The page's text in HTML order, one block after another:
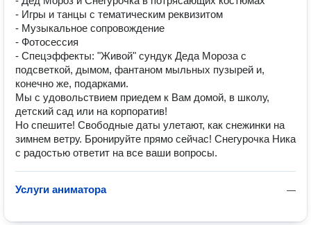
- Игры и танцы с тематическим реквизитом
- Музыкальное сопровождение
- Фотосессия
- Спецэффекты: "Живой" сундук Деда Мороза с
подсветкой, дымом, фантаном мыльных пузырей и,
конечно же, подарками.
Мы с удовольствием приедем к Вам домой, в школу,
детский сад или на корпоратив!
Но спешите! Свободные даты улетают, как снежинки на
зимнем ветру. Бронируйте прямо сейчас! Снегурочка Ника
с радостью ответит на все ваши вопросы.
—
Услуги аниматора